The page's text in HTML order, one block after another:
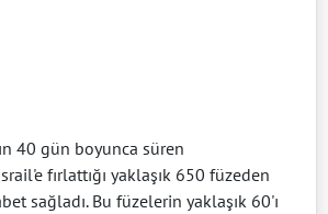
40 gün boyunca süren
fırlattığı yaklaşık 650 füzeden
sağladı. Bu füzelerin yaklaşık 60'ı